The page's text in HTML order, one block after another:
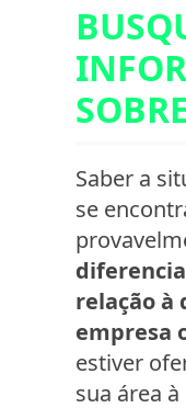
Saber a
se
relação à
empresa
estiver
sua área